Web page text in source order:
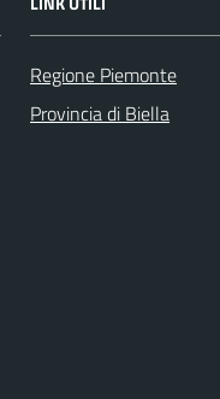
Regione Piemonte
Provincia di Biella